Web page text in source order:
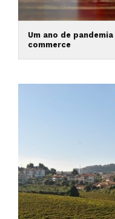
Um ano de
commerce